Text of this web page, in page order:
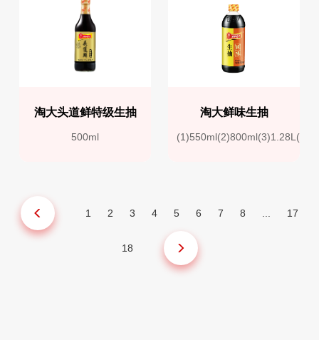
淘大头道鲜特级生抽
500ml
淘大鲜味生抽
1 2 3 4 5 6 7 8 17
18